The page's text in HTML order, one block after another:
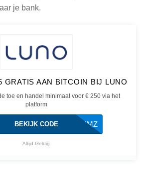
je bank.
GRATIS AAN BITCOIN BIJ LUNO
toe en handel minimaal voor € 250 via het
platform
BTE4MZ
BEKIJK CODE
Altijd Geldig